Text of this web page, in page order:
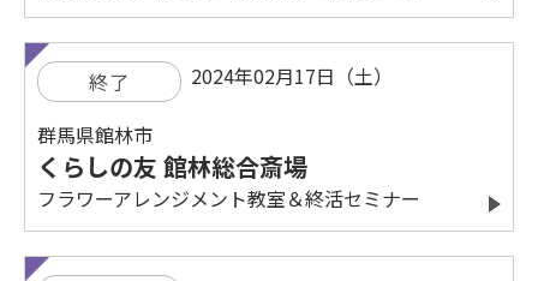
終了 2024年02月17日（土）
群馬県館林市
くらしの友 館林総合斎場
フラワーアレンジメント教室＆終活セミナー